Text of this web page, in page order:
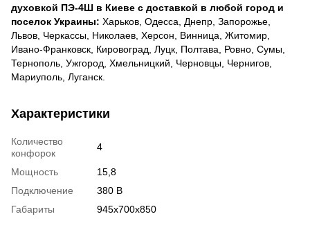
духовкой ПЭ-4Ш в Киеве с доставкой в любой город и
поселок Украины: Харьков, Одесса, Днепр, Запорожье,
Львов, Черкассы, Николаев, Херсон, Винница, Житомир,
Ивано-Франковск, Кировоград, Луцк, Полтава, Ровно, Сумы,
Тернополь, Ужгород, Хмельницкий, Черновцы, Чернигов,
Мариуполь, Луганск.
Характеристики
Количество
конфорок
4
Мощность
15,8
Подключение
380 В
Габариты
945х700х850